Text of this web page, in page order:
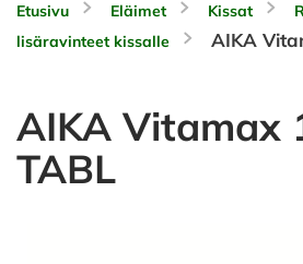
Etusivu Eläimet Kissat
lisäravinteet kissalle
AIKA
AIKA Vitamax
TABL